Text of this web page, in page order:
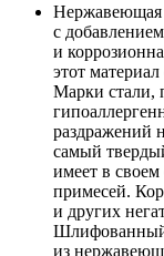
Нержавеющая
с
и
этот
Марки стали,
раздражений
самый
имеет в своем
примесей.
и других
из